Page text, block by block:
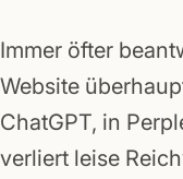
Immer öfter
Website
ChatGPT, in
verliert leise